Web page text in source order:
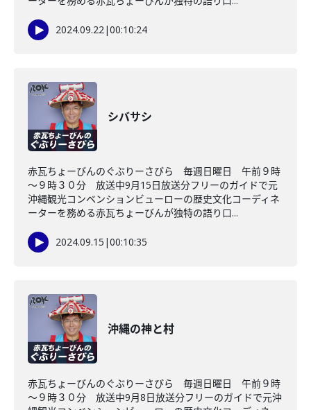
2024.09.22|00:10:24
シバサシ
赤瓦ちょーびんのぐぶりーさびら 毎週日曜日 午前９時
～９時３０分 放送中9月15日放送分フリーのガイドで元
沖縄観光コンベンションビューローの歴史文化コーディネ
ーターを務める赤瓦ちょーびんが独特の語り口...
2024.09.15 |00:10:35
沖縄の神と村
赤瓦ちょーびんのぐぶりーさびら 毎週日曜日 午前９時
～９時３０分 放送中9月8日放送分フリーのガイドで元沖